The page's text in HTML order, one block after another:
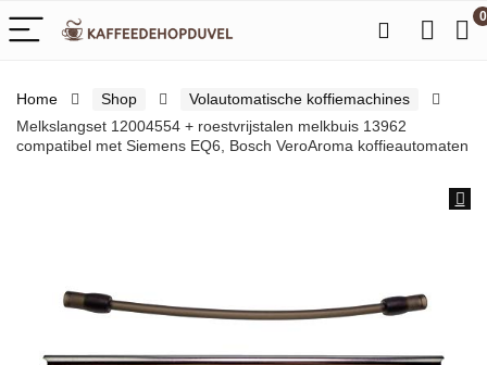
0
Home Shop
Volautomatische koffiemachines
Melkslangset 12004554 + roestvrijstalen melkbuis 13962
compatibel met Siemens EQ6, Bosch VeroAroma koffieautomaten